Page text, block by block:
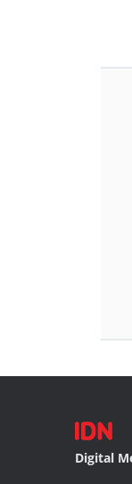
Digital